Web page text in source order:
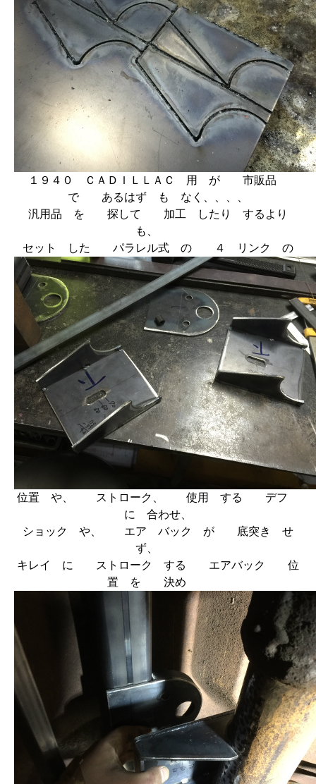
１９４０ ＣＡＤＩＬＬＡＣ 用 が 市販品
で あるはず も なく、、、、
汎用品 を 探して 加工 したり するより
も、
セット した パラレル式 の ４ リンク の
位置 や、 ストローク、 使用 する デフ
に 合わせ、
ショック や、 エア バック が 底突き せ
ず、
キレイ に ストローク する エアバック 位
置 を 決め